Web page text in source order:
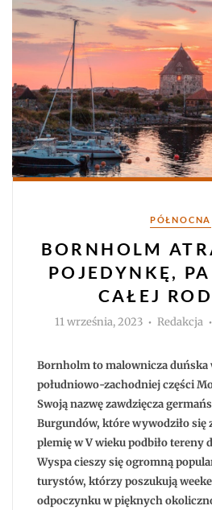
Kategorie
PÓŁNOCNA
BORNHOLM
POJEDYNKĘ,
CAŁEJ
11 września, 2023 Autor
Redakcja
Bornholm to malownicza duńska
południowo-zachodniej części
Swoją nazwę zawdzięcza
Burgundów, które wywodziło się
plemię w V wieku podbiło tereny
Wyspa cieszy się ogromną
turystów, którzy poszukują
odpoczynku w pięknych